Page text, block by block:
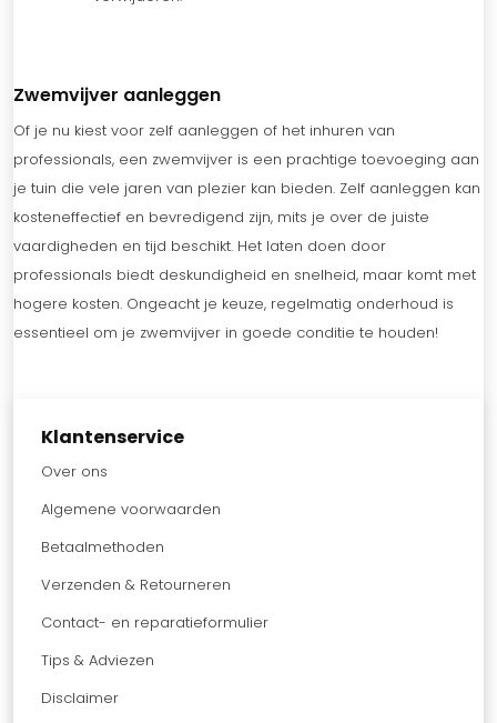
Klantenservice
Over ons
Algemene voorwaarden
Betaalmethoden
Verzenden & Retourneren
Contact- en reparatieformulier
Tips & Adviezen
Disclaimer
Zwemvijver aanleggen
Of je nu kiest voor zelf aanleggen of het inhuren van
professionals, een zwemvijver is een prachtige toevoeging aan
je tuin die vele jaren van plezier kan bieden. Zelf aanleggen kan
kosteneffectief en bevredigend zijn, mits je over de juiste
vaardigheden en tijd beschikt. Het laten doen door
professionals biedt deskundigheid en snelheid, maar komt met
hogere kosten. Ongeacht je keuze, regelmatig onderhoud is
essentieel om je zwemvijver in goede conditie te houden!